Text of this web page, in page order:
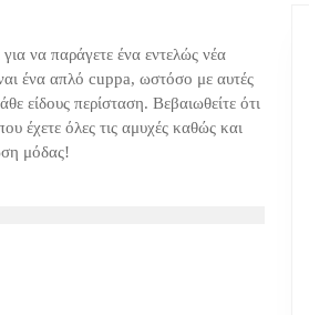
να παράγετε ένα εντελώς νέα
ένα απλό cuppa, ωστόσο με αυτές
είδους περίσταση. Βεβαιωθείτε ότι
έχετε όλες τις αμυχές καθώς και
μόδας!